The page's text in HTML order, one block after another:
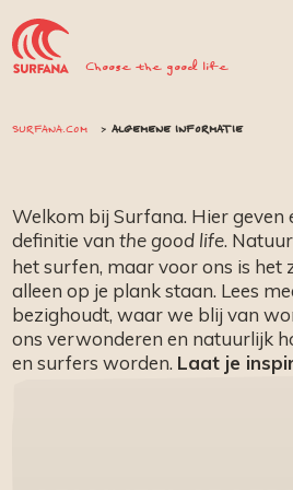
Choose the good life
SURFANA.COM ALGEMENE INFORMATIE
Welkom bij Surfana. Hier geven
definitie vanthe good life.
het surfen, maar voor ons is het
alleen op je plank staan. Lees
bezighoudt, waar we blij van
ons verwonderen en natuurlijk
en surfers worden. Laat je